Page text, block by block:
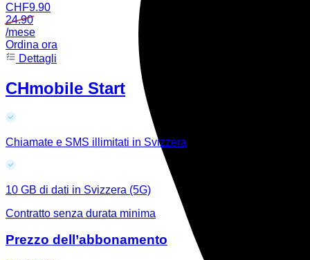
CHF9.90
24.90
/mese
Ordina ora
Dettagli
CHmobile Start
Chiamate e SMS illimitati in Svizzera
10 GB di dati in Svizzera (5G)
Contratto senza durata minima
Prezzo dell’abbonamento